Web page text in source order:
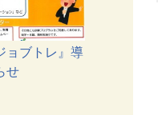
ョブトレ』導
せ